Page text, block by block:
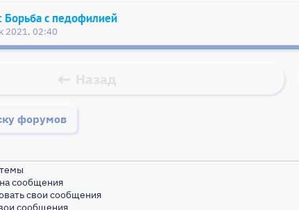
Борьба с педофилией
2021, 02:40
Назад
форумов
сообщения
свои сообщения
сообщения